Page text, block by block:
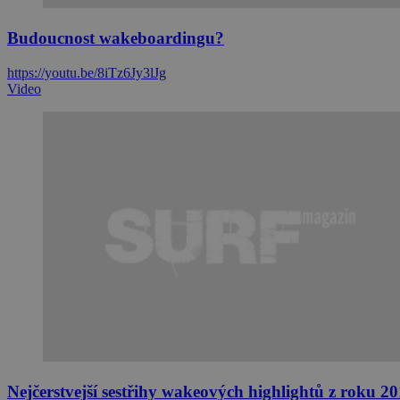
Budoucnost wakeboardingu?
https://youtu.be/8iTz6Jy3lJg
Video
Nejčerstvejší sestřihy wakeových highlightů z roku